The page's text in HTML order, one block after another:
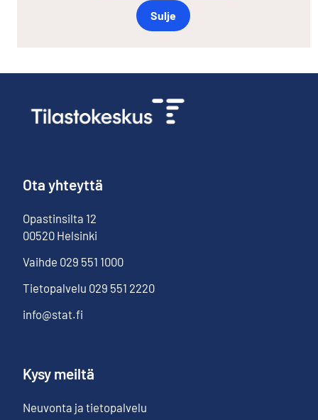
Sulje
Ota yhteyttä
Opastinsilta 12
00520 Helsinki
Vaihde 029 551 1000
Tietopalvelu 029 551 2220
info@stat.fi
Kysy meiltä
Neuvonta ja tietopalvelu